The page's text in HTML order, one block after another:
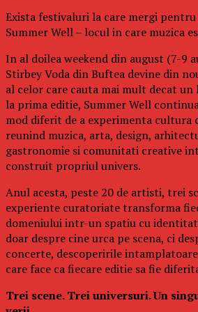
Exista festivaluri la care mergi
Summer Well – locul in care muzica
In al doilea weekend din august (7-9
Stirbey Voda din Buftea devine din
al celor care cauta mai mult decat un
la prima editie, Summer Well
mod diferit de a experimenta cultura
reunind muzica, arta, design,
gastronomie si comunitati creative
construit propriul univers.
Anul acesta, peste 20 de artisti, trei
experiente curatoriate transforma
domeniului intr-un spatiu cu
doar despre cine urca pe scena, ci
concerte, descoperirile
care face ca fiecare editie sa fie
Trei scene. Trei universuri. Un